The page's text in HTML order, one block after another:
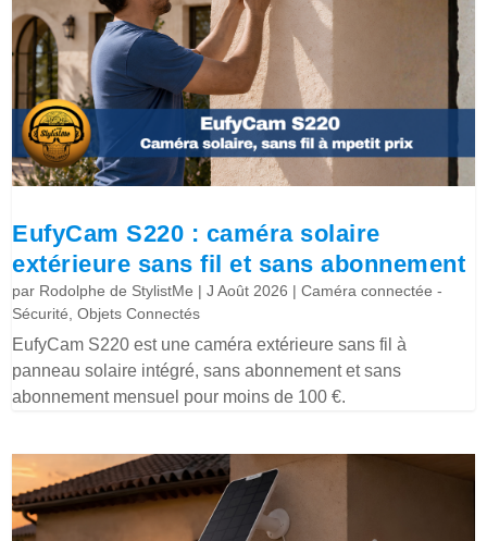
EufyCam S220 : caméra solaire
extérieure sans fil et sans abonnement
par Rodolphe de StylistMe |J Août 2026 |Caméra connectée -
Sécurité ,Objets Connectés
EufyCam S220 est une caméra extérieure sans fil à
panneau solaire intégré, sans abonnement et sans
abonnement mensuel pour moins de 100 €.